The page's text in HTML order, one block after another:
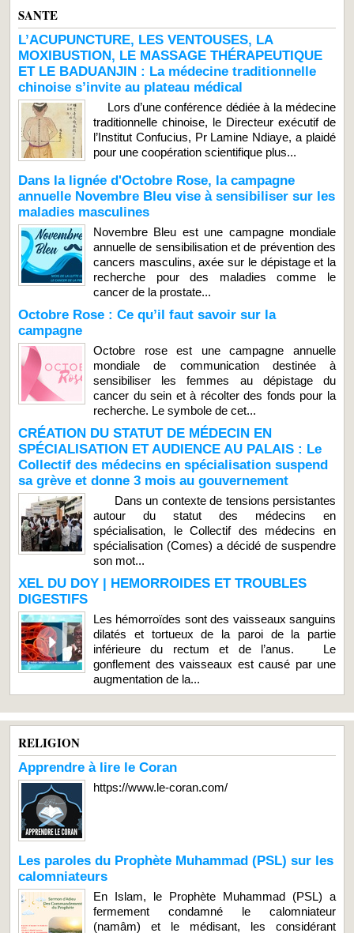
SANTE
L’ACUPUNCTURE, LES VENTOUSES, LA
MOXIBUSTION, LE MASSAGE THÉRAPEUTIQUE
ET LE BADUANJIN : La médecine traditionnelle
chinoise s’invite au plateau médical
Lors d’une conférence dédiée à la médecine
traditionnelle chinoise, le Directeur exécutif de
l’Institut Confucius, Pr Lamine Ndiaye, a plaidé
pour une coopération scientifique plus...
Dans la lignée d'Octobre Rose, la campagne
annuelle Novembre Bleu vise à sensibiliser sur les
maladies masculines
Novembre Bleu est une campagne mondiale
annuelle de sensibilisation et de prévention des
cancers masculins, axée sur le dépistage et la
recherche pour des maladies comme le
cancer de la prostate...
Octobre Rose : Ce qu’il faut savoir sur la
campagne
Octobre rose est une campagne annuelle
mondiale de communication destinée à
sensibiliser les femmes au dépistage du
cancer du sein et à récolter des fonds pour la
recherche. Le symbole de cet...
CRÉATION DU STATUT DE MÉDECIN EN
SPÉCIALISATION ET AUDIENCE AU PALAIS : Le
Collectif des médecins en spécialisation suspend
sa grève et donne 3 mois au gouvernement
Dans un contexte de tensions persistantes
autour du statut des médecins en
spécialisation, le Collectif des médecins en
spécialisation (Comes) a décidé de suspendre
son mot...
XEL DU DOY | HEMORROIDES ET TROUBLES
DIGESTIFS
Les hémorroïdes sont des vaisseaux sanguins
dilatés et tortueux de la paroi de la partie
inférieure du rectum et de l’anus. Le
gonflement des vaisseaux est causé par une
augmentation de la...
RELIGION
Apprendre à lire le Coran
https://www.le-coran.com/
Les paroles du Prophète Muhammad (PSL) sur les
calomniateurs
En Islam, le Prophète Muhammad (PSL) a
fermement condamné le calomniateur
(namâm) et le médisant, les considérant